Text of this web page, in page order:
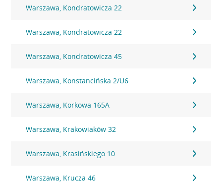
Warszawa, Kondratowicza 22
Warszawa, Kondratowicza 22
Warszawa, Kondratowicza 45
Warszawa, Konstancińska 2/U6
Warszawa, Korkowa 165A
Warszawa, Krakowiaków 32
Warszawa, Krasińskiego 10
Warszawa, Krucza 46